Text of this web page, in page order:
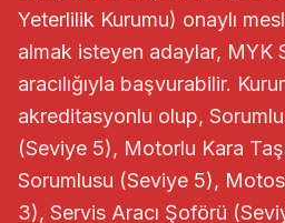
Yeterlilik Kurumu) onaylı
almak isteyen adaylar, MYK
aracılığıyla başvurabilir.
akreditasyonlu olup, Sorumlu
(Seviye 5), Motorlu Kara
Sorumlusu (Seviye 5),
3), Servis Aracı Şoförü